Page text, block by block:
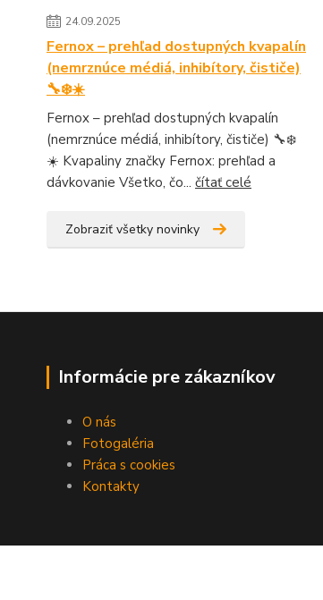
24.09.2025
Fernox – prehľad dostupných kvapalín
(nemrznúce médiá, inhibítory, čističe)
🔧❄️☀️
Fernox – prehľad dostupných kvapalín
(nemrznúce médiá, inhibítory, čističe) 🔧❄️
☀️ Kvapaliny značky Fernox: prehľad a
dávkovanie Všetko, čo... čítať celé
Zobraziť všetky novinky
Informácie pre zákazníkov
O nás
Fotogaléria
Práca s cookies
Kontakty